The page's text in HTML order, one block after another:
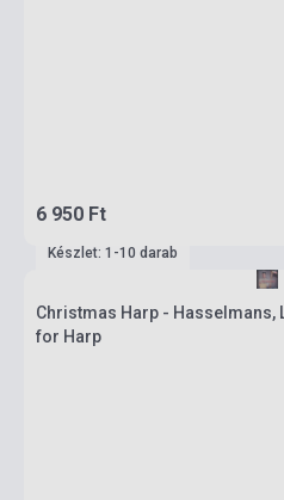
6 950 Ft
Készlet: 1-10 darab
Christmas Harp - Hasselmans,
for Harp